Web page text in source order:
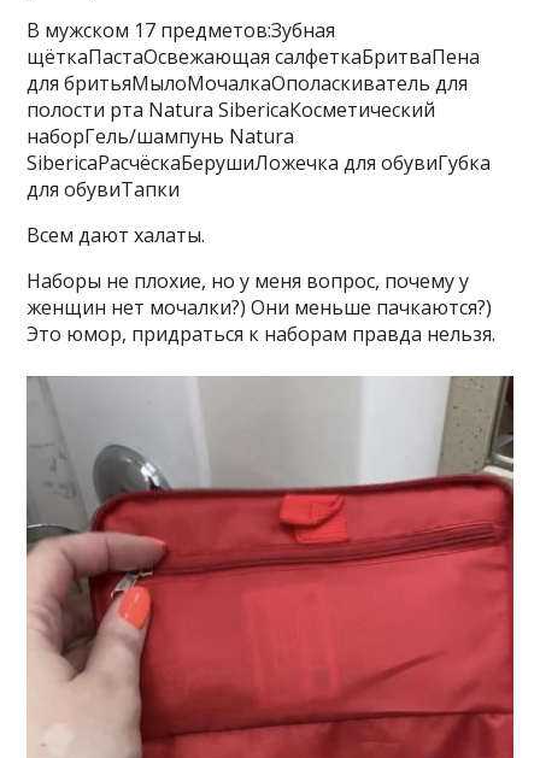
В мужском 17 предметов:Зубная
щёткаПастаОсвежающая салфеткаБритваПена
для бритьяМылоМочалкаОполаскиватель для
полости рта Natura SibericaКосметический
наборГель/шампунь Natura
SibericaРасчёскаБерушиЛожечка для обувиГубка
для обувиТапки
Всем дают халаты.
Наборы не плохие, но у меня вопрос, почему у
женщин нет мочалки?) Они меньше пачкаются?)
Это юмор, придраться к наборам правда нельзя.